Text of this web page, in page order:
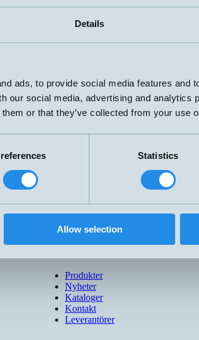
Details
ads, to provide social media features and
our social media, advertising and analytics
or that they’ve collected from your use
Statistics
Allow selection
M12x55mm
M12x55mm 4-20mA
M12x55mm
Push-Pull
M12x55mm
Produkter
Nyheter
Kataloger
Kontakt
Leverantörer